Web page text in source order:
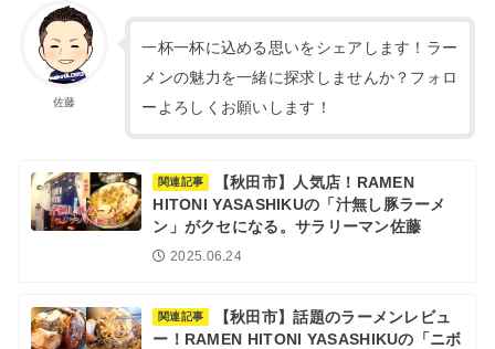
佐藤
一杯一杯に込める思いをシェアします！ラー
メンの魅力を一緒に探求しませんか？フォロ
ーよろしくお願いします！
関連記事
【秋田市】人気店！RAMEN
HITONI YASASHIKUの「汁無し豚ラーメ
ン」がクセになる。サラリーマン佐藤
2025.06.24
関連記事
【秋田市】話題のラーメンレビュ
ー！RAMEN HITONI YASASHIKUの「ニボ